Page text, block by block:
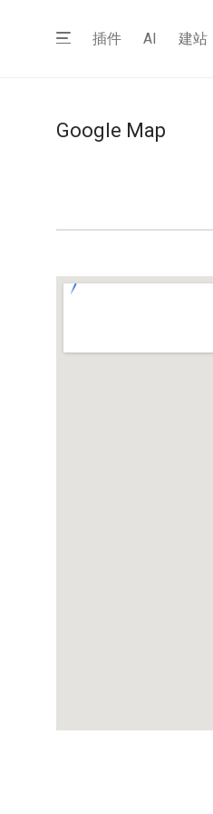
插件 AI 建站
Google Map